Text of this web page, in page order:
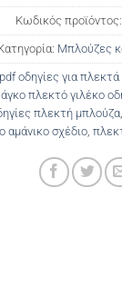
Κωδικός προϊόντος:
Μπλούζες
pdf οδηγίες για
πλεκτό γιλέκο
πλεκτή μπλούζα,
αμάνικο σχέδιο,